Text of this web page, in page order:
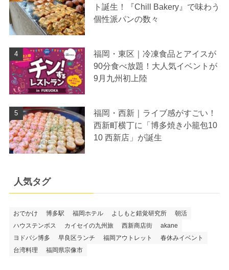
ト誕生！『Chill Bakery』で味わう
個性派パンの数々
福岡・東区｜冷凍食品とアイスが
90分食べ放題！大人気イベントが
9月九州初上陸
福岡・西新｜ライブ感がすごい！
西新町横丁に「博多焼き小籠包10
10 西新店」が誕生
人気タグ
おでかけ 博多駅 福岡ホテル よしもと錯覚研究所
朝活
ハウステンボス
カイセイの九州旅 西新商店街
akane
ヨドバシ博多
早良区ランチ 福岡アウトレット
春休みイベント
台湾料理
福岡県宗像市